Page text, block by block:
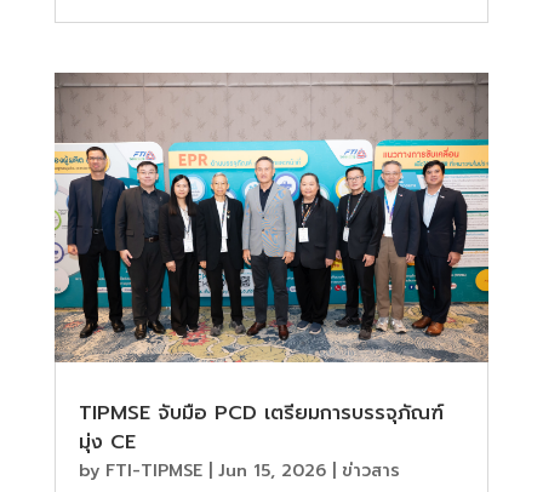
TIPMSE จับมือ PCD เตรียมการบรรจุภัณฑ์
มุ่ง CE
by FTI-TIPMSE| Jun 15, 2026| ข่าวสาร